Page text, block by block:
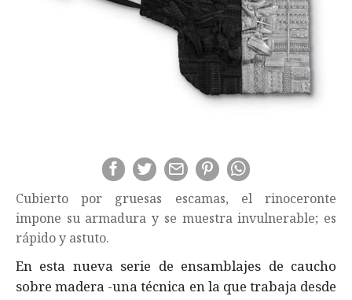
Cubierto por gruesas escamas, el rinoceronte
impone su armadura y se muestra invulnerable; es
rápido y astuto.
En esta nueva serie de ensamblajes de caucho
sobre madera -una técnica en la que trabaja desde